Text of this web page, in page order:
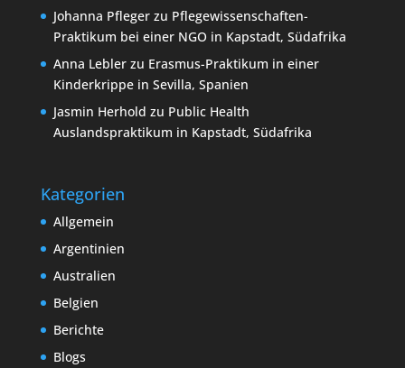
Johanna Pflegerzu Pflegewissenschaften-
Praktikum bei einer NGO in Kapstadt, Südafrika
Anna Leblerzu Erasmus-Praktikum in einer
Kinderkrippe in Sevilla, Spanien
Jasmin Herhold zu Public Health
Auslandspraktikum in Kapstadt, Südafrika
Kategorien
Allgemein
Argentinien
Australien
Belgien
Berichte
Blogs